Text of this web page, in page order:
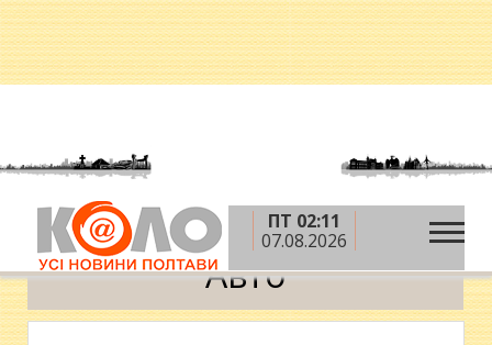
ПТ 02:11
07.08.2026
Головна » Авто
Авто